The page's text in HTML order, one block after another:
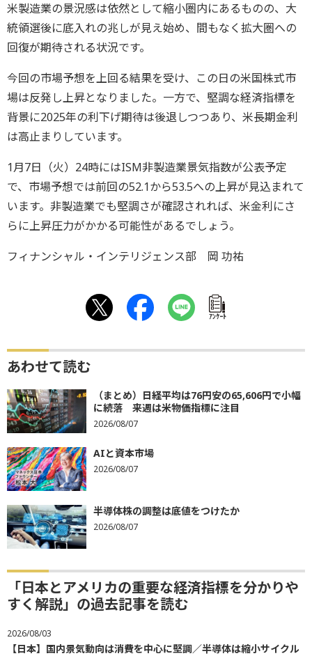
米製造業の景況感は依然として縮小圏内にあるものの、大
統領選後に底入れの兆しが見え始め、間もなく拡大圏への
回復が期待される状況です。
今回の市場予想を上回る結果を受け、この日の米国株式市
場は反発し上昇となりました。一方で、堅調な経済指標を
背景に2025年の利下げ期待は後退しつつあり、米長期金利
は高止まりしています。
1月7日（火）24時にはISM非製造業景気指数が公表予定
で、市場予想では前回の52.1から53.5への上昇が見込まれて
います。非製造業でも堅調さが確認されれば、米金利にさ
らに上昇圧力がかかる可能性があるでしょう。
フィナンシャル・インテリジェンス部 岡 功祐
ｱﾝｹｰﾄ
あわせて読む
（まとめ）日経平均は76円安の65,606円で小幅
に続落 来週は米物価指標に注目
2026/08/07
AIと資本市場
2026/08/07
半導体株の調整は底値をつけたか
2026/08/07
「日本とアメリカの重要な経済指標を分かりや
すく解説」の過去記事を読む
2026/08/03
【日本】国内景気動向は消費を中心に堅調／半導体は縮小サイクル